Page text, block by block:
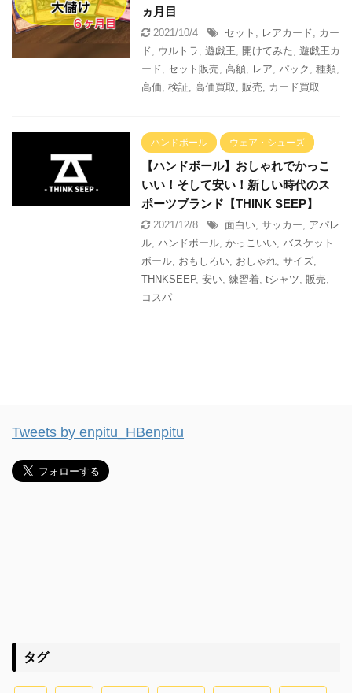
ヵ月目
2021/10/4 セット , レアカード, カー
ド, ウルトラ , 遊戯王, 開けてみた, 遊戯王カ
ード, セット販売, 高額, レア, パック , 種類,
高価, 検証, 高価買取 , 販売, カード買取
ハンドボール ウェア・シューズ
【ハンドボール】おしゃれでかっこ
いい！そして安い！新しい時代のス
ポーツブランド【THINK SEEP】
2021/12/8 面白い, サッカー, アパレ
ル, ハンドボール, かっこいい, バスケット
ボール, おもしろい, おしゃれ, サイズ,
THNKSEEP, 安い, 練習着, tシャツ, 販売,
コスパ
Tweets by enpitu_HBenpitu
タグ